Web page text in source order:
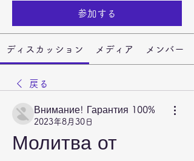
参加する
ディスカッション メディア メンバー
戻る
Внимание! Гарантия 100%
2023年8月30日
Молитва от